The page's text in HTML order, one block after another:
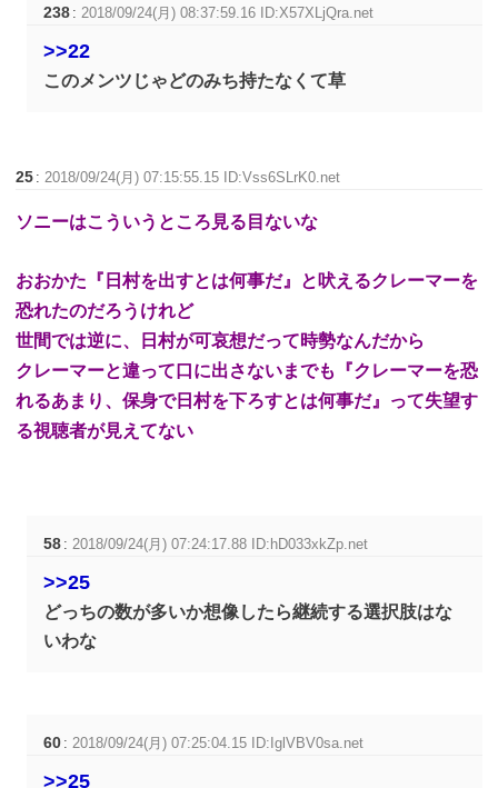
238 :2018/09/24(月) 08:37:59.16 ID:X57XLjQra.net
>>22
このメンツじゃどのみち持たなくて草
25 :2018/09/24(月) 07:15:55.15 ID:Vss6SLrK0.net
ソニーはこういうところ見る目ないな
おおかた『日村を出すとは何事だ』と吠えるクレーマーを
恐れたのだろうけれど
世間では逆に、日村が可哀想だって時勢なんだから
クレーマーと違って口に出さないまでも『クレーマーを恐
れるあまり、保身で日村を下ろすとは何事だ』って失望す
る視聴者が見えてない
58 :2018/09/24(月) 07:24:17.88 ID:hD033xkZp.net
>>25
どっちの数が多いか想像したら継続する選択肢はな
いわな
60 :2018/09/24(月) 07:25:04.15 ID:IglVBV0sa.net
>>25